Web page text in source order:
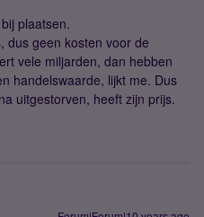
plaatsen.
dus geen kosten voor de
vele miljarden, dan hebben
handelswaarde, lijkt me. Dus
uitgestorven, heeft zijn prijs.